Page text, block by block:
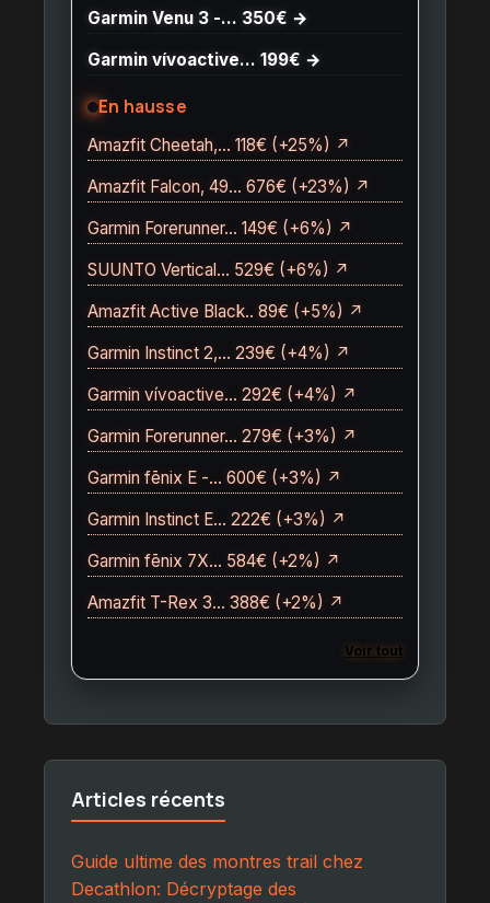
Garmin Venu 3 -… 350€ →
Garmin vívoactive… 199€ →
En hausse
Amazfit Cheetah,… 118€ (+25%) ↗
Amazfit Falcon, 49… 676€ (+23%) ↗
Garmin Forerunner… 149€ (+6%) ↗
SUUNTO Vertical… 529€ (+6%) ↗
Amazfit Active Black.. 89€ (+5%) ↗
Garmin Instinct 2,… 239€ (+4%) ↗
Garmin vívoactive… 292€ (+4%) ↗
Garmin Forerunner… 279€ (+3%) ↗
Garmin fēnix E -… 600€ (+3%) ↗
Garmin Instinct E… 222€ (+3%) ↗
Garmin fēnix 7X… 584€ (+2%) ↗
Amazfit T-Rex 3… 388€ (+2%) ↗
Voir tout
Articles récents
Guide ultime des montres trail chez
Decathlon: Décryptage des